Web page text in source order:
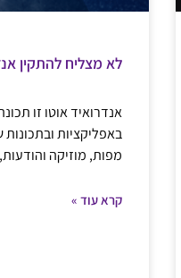
לא מצליח להתקין
אנדרואיד אוטו זו
באפליקציות ובתכונות
מפות, מוזיקה
קרא עוד »